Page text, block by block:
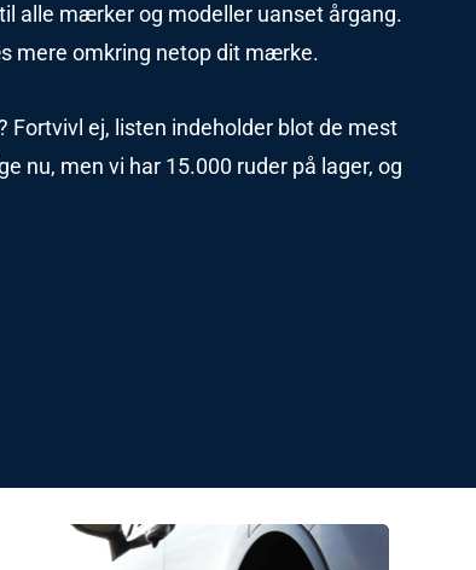
alle mærker og modeller uanset årgang.
mere omkring netop dit mærke.
Fortvivl ej, listen indeholder blot de mest
nu, men vi har 15.000 ruder på lager, og